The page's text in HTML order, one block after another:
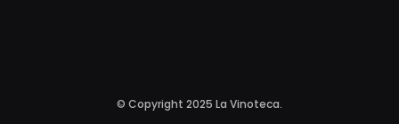
© Copyright 2025 La Vinoteca.